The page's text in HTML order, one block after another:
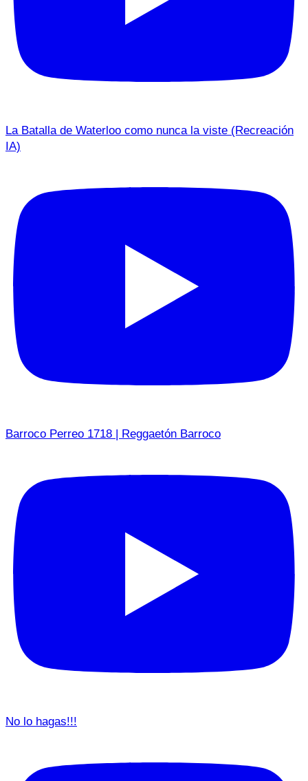
La Batalla de Waterloo como nunca la viste (Recreación
IA)
Barroco Perreo 1718 | Reggaetón Barroco
No lo hagas!!!